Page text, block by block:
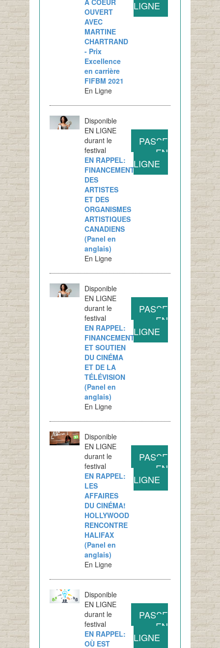
OUVERT
AVEC
MARTINE
CHARTRAND
- Prix
Excellence
en carrière
FIFBM 2021
En Ligne
LIGNE
Disponible
EN LIGNE
durant le
festival
EN RAPPEL:
FINANCEMENT
DES
ARTISTES
ET DES
ORGANISMES
ARTISTIQUES
CANADIENS
(Panel en
anglais)
En Ligne
PASSE
EN
LIGNE
Disponible
EN LIGNE
durant le
festival
EN RAPPEL:
FINANCEMENT
ET SOUTIEN
DU CINÉMA
ET DE LA
TÉLÉVISION
(Panel en
anglais)
En Ligne
PASSE
EN
LIGNE
Disponible
EN LIGNE
durant le
festival
EN RAPPEL:
LES
AFFAIRES
DU CINÉMA!
HOLLYWOOD
RENCONTRE
HALIFAX
(Panel en
anglais)
En Ligne
PASSE
EN
LIGNE
Disponible
EN LIGNE
durant le
festival
EN RAPPEL:
OÙ EST
PASSE
EN
LIGNE